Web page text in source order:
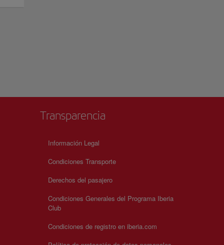
de sede central
Transparencia
Información Legal
Condiciones Transporte
Derechos del pasajero
Condiciones Generales del Programa Iberia
Club
Condiciones de registro en iberia.com